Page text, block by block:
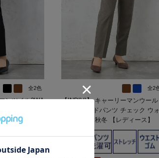
全2色
ンツイル2WA
ドパンツ ウォ
ィース】
全2
【INDIVI】 キャーリーマンウール
混テーパードパンツ チェック ウォ
ッシャブル 秋冬 【レディース】